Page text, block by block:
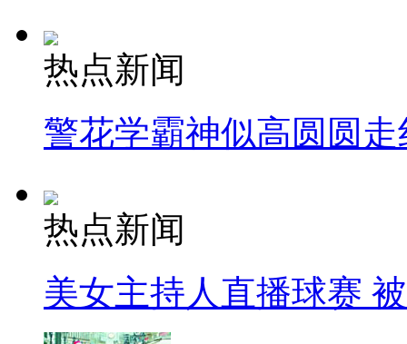
热点新闻
警花学霸神似高圆圆走
热点新闻
美女主持人直播球赛